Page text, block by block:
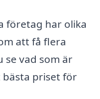
företag har olika
att få flera
se vad som är
priset för